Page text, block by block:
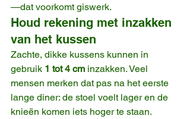
—dat voorkomt giswerk.
Houd rekening met inzakken
van het kussen
Zachte, dikke kussens kunnen in
gebruik 1 tot 4 cm inzakken. Veel
mensen merken dat pas na het eerste
lange diner: de stoel voelt lager en de
knieën komen iets hoger te staan.